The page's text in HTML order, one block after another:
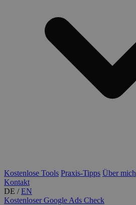
Kostenlose Tools Praxis-Tipps Über mich
Kontakt
DE / EN
Kostenloser Google Ads Check